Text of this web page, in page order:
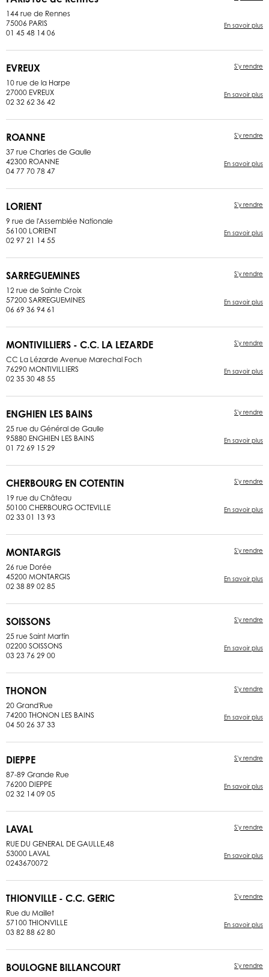
144 rue de Rennes
75006 PARIS
01 45 48 14 06
En savoir plus
EVREUX
10 rue de la Harpe
27000 EVREUX
02 32 62 36 42
S'y rendre
En savoir plus
ROANNE
37 rue Charles de Gaulle
42300 ROANNE
04 77 70 78 47
S'y rendre
En savoir plus
LORIENT
9 rue de l'Assemblée Nationale
56100 LORIENT
02 97 21 14 55
S'y rendre
En savoir plus
SARREGUEMINES
12 rue de Sainte Croix
57200 SARREGUEMINES
06 69 36 94 61
S'y rendre
En savoir plus
MONTIVILLIERS - C.C. LA LEZARDE
CC La Lézarde Avenue Marechal Foch
76290 MONTIVILLIERS
02 35 30 48 55
S'y rendre
En savoir plus
ENGHIEN LES BAINS
25 rue du Général de Gaulle
95880 ENGHIEN LES BAINS
01 72 69 15 29
S'y rendre
En savoir plus
CHERBOURG EN COTENTIN
19 rue du Château
50100 CHERBOURG OCTEVILLE
02 33 01 13 93
S'y rendre
En savoir plus
MONTARGIS
26 rue Dorée
45200 MONTARGIS
02 38 89 02 85
S'y rendre
En savoir plus
SOISSONS
25 rue Saint Martin
02200 SOISSONS
03 23 76 29 00
S'y rendre
En savoir plus
THONON
20 Grand'Rue
74200 THONON LES BAINS
04 50 26 37 33
S'y rendre
En savoir plus
DIEPPE
87-89 Grande Rue
76200 DIEPPE
02 32 14 09 05
S'y rendre
En savoir plus
LAVAL
RUE DU GENERAL DE GAULLE,48
53000 LAVAL
0243670072
S'y rendre
En savoir plus
THIONVILLE - C.C. GERIC
Rue du Maillet
57100 THIONVILLE
03 82 88 62 80
S'y rendre
En savoir plus
BOULOGNE BILLANCOURT S'y rendre